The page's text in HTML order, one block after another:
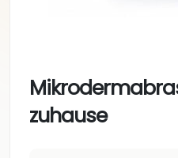
zuhause